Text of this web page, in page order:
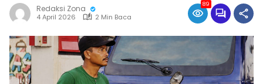
Redaksi Zona
4 April 2026 2 Min Baca
89